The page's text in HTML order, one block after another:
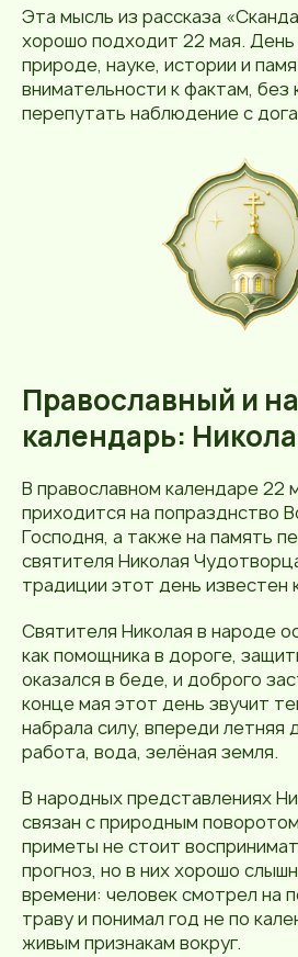
Эта мысль из рассказа
хорошо подходит 22 мая. День
природе, науке, истории и
внимательности к фактам, без
перепутать наблюдение с
Православный и
календарь:
В православном календаре 22
приходится на попразднство
Господня, а также на память
святителя Николая
традиции этот день известен
Святителя Николая в народе
как помощника в дороге,
оказался в беде, и доброго
конце мая этот день звучит
набрала силу, впереди летняя
работа, вода, зелёная земля.
В народных представлениях
связан с природным
приметы не стоит
прогноз, но в них хорошо
времени: человек смотрел на
траву и понимал год не по
живым признакам вокруг.